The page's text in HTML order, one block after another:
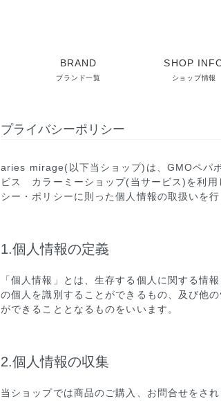
BRAND
ブランド一覧
SHOP
ショップ情報
プライバシーポリシー
aries mirage(以下当ショップ)は、 GMOペパ
ビス カラーミーショップ(当サービス)を利用
シー・ポリシーに則った個人情報の取扱いを行
1.個人情報の定義
「個人情報」とは、生存する個人に関する情
の個人を識別することができるもの、及び他
ができることとなるものをいいます。
2.個人情報の収集
当ショップでは商品のご購入、お問合せをさ